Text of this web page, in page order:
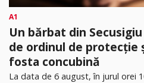
A1
Un bărbat din
de ordinul de protecție
fosta concubină
​La data de 6 august, în jurul orei